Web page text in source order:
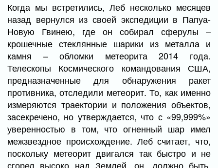
Когда мы встретились, Леб несколько месяцев
назад вернулся из своей экспедиции в Папуа-
Новую Гвинею, где он собирал сферулы –
крошечные стеклянные шарики из металла и
камня – обломки метеорита 2014 года.
Телескопы Космического командования США,
предназначенные для обнаружения ракет
противника, отследили метеорит. То, как именно
измеряются траектории и положения объектов,
засекречено, но утверждается, что с «99,999%»
уверенностью в том, что огненный шар имел
межзвездное происхождение. Леб считает, что,
поскольку метеорит двигался так быстро и не
сгорел высоко над Землей, он, должно быть,